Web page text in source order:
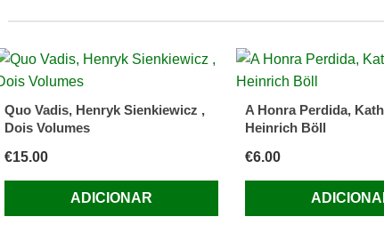
MARGUERITE
Quo Vadis, Henryk Sienkiewicz ,
Dois Volumes
€15.00
ADICIONAR
A Honra Perdida,
Heinrich Böll
€6.00